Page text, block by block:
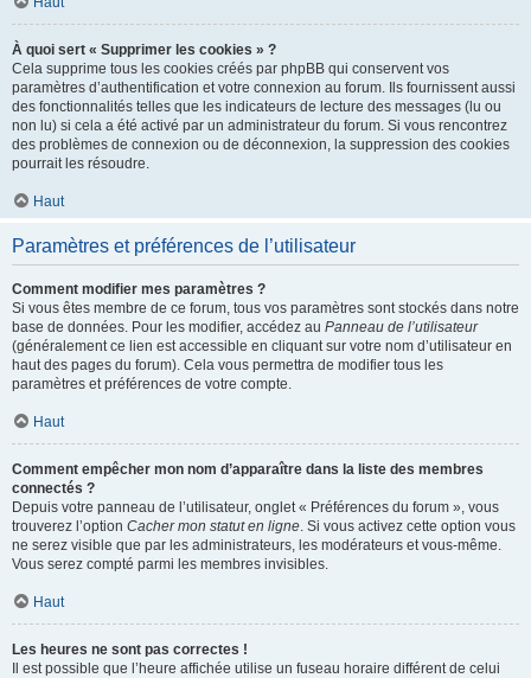
À quoi sert « Supprimer les cookies » ?
Cela supprime tous les cookies créés par phpBB qui conservent vos
paramètres d’authentification et votre connexion au forum. Ils fournissent aussi
des fonctionnalités telles que les indicateurs de lecture des messages (lu ou
non lu) si cela a été activé par un administrateur du forum. Si vous rencontrez
des problèmes de connexion ou de déconnexion, la suppression des cookies
pourrait les résoudre.
Haut
Paramètres et préférences de l’utilisateur
Comment modifier mes paramètres ?
Si vous êtes membre de ce forum, tous vos paramètres sont stockés dans notre
base de données. Pour les modifier, accédez au Panneau de l’utilisateur
(généralement ce lien est accessible en cliquant sur votre nom d’utilisateur en
haut des pages du forum). Cela vous permettra de modifier tous les
paramètres et préférences de votre compte.
Haut
Comment empêcher mon nom d’apparaître dans la liste des membres
connectés ?
Depuis votre panneau de l’utilisateur, onglet « Préférences du forum », vous
trouverez l’option Cacher mon statut en ligne. Si vous activez cette option vous
ne serez visible que par les administrateurs, les modérateurs et vous-même.
Vous serez compté parmi les membres invisibles.
Haut
Les heures ne sont pas correctes !
Il est possible que l’heure affichée utilise un fuseau horaire différent de celui